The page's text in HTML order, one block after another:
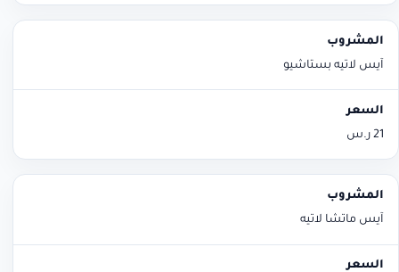
آيس لاتيه بستاشيو
21 ر.س
آيس ماتشا لاتيه